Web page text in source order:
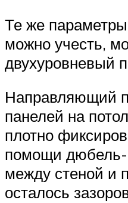
Те же
можно учесть,
двухуровневый
Направляющий
панелей на
плотно
помощи дюбель-
между стеной и
осталось